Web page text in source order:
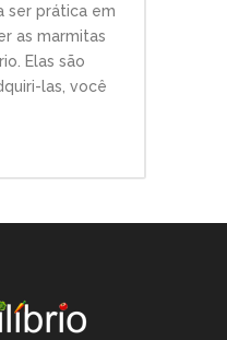
ser prática em
as marmitas
Elas são
las, você